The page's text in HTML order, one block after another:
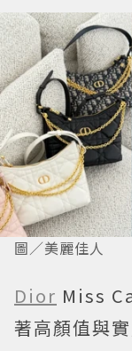
圖／美麗佳人
Dior Miss
著高顏值與